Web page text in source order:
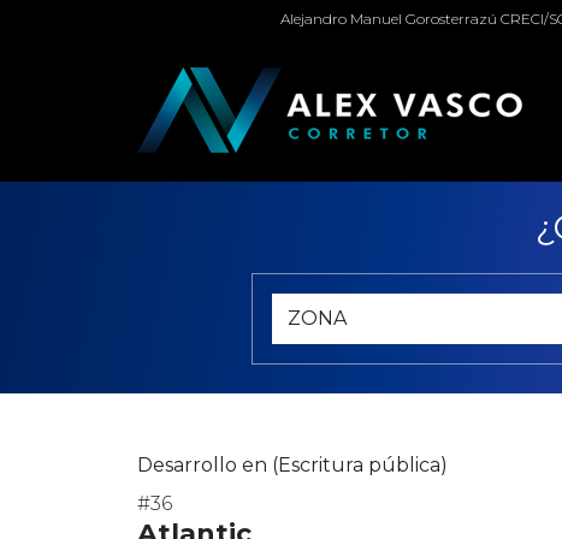
Alejandro Manuel Gorosterrazú CRECI/
Desarrollo en (Escritura pública)
#36